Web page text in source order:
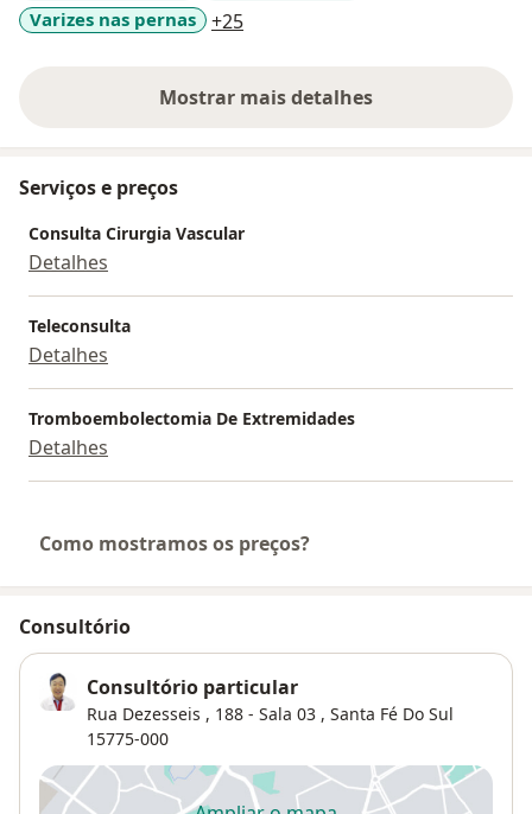
Varizes nas pernas
+25a11y_sr_more_diseases
Mostrar mais detalhes
sobre a experiência
Serviços e preços
Consulta Cirurgia Vascular
Detalhes
Teleconsulta
Detalhes
Tromboembolectomia De Extremidades
Detalhes
Como mostramos os preços?
Consultório
Consultório particular
Rua Dezesseis , 188 - Sala 03 , Santa Fé Do Sul
15775-000